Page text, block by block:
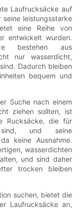
Laufrucksäcke auf
leistungsstarke
eine Reihe von
entwickelt wurden.
bestehen aus
nur wasserdicht,
Dadurch bleiben
bequem und
Suche nach einem
ziehen sollten, ist
Rucksäcke, die für
sind, und seine
keine Ausnahme.
wasserdichten
und sind daher
trocken bleiben
suchen, bietet die
Laufrucksäcke an,